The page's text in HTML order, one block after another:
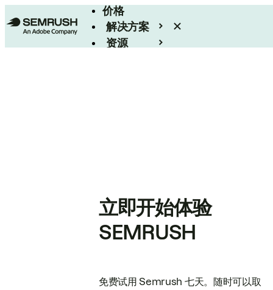
价格
解决方案
资源
立即开始体验
SEMRUSH
免费试用 Semrush 七天。随时可以取